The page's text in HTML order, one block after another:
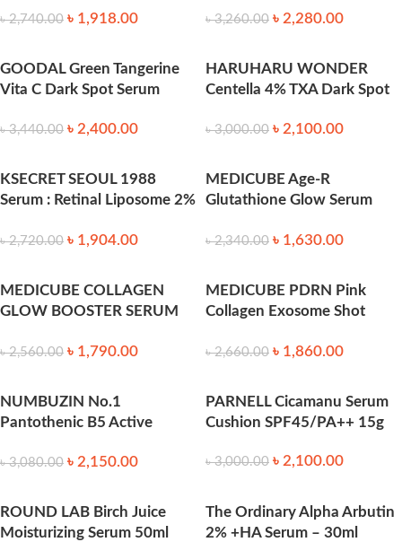
৳2,740.00 ৳ 1,918.00 ৳3,260.00 ৳ 2,280.00
GOODAL Green Tangerine
Vita C Dark Spot Serum
৳3,440.00 ৳ 2,400.00
HARUHARU WONDER
Centella 4% TXA Dark Spot
৳3,000.00 ৳ 2,100.00
KSECRET SEOUL 1988
Serum : Retinal Liposome 2%
৳2,720.00 ৳ 1,904.00
MEDICUBE Age-R
Glutathione Glow Serum
৳2,340.00 ৳ 1,630.00
MEDICUBE COLLAGEN
GLOW BOOSTER SERUM
৳2,560.00 ৳ 1,790.00
MEDICUBE PDRN Pink
Collagen Exosome Shot
৳2,660.00 ৳ 1,860.00
NUMBUZIN No.1
Pantothenic B5 Active
৳3,080.00 ৳ 2,150.00
PARNELL Cicamanu Serum
Cushion SPF45/PA++ 15g
৳3,000.00 ৳ 2,100.00
ROUND LAB Birch Juice
Moisturizing Serum 50ml
The Ordinary Alpha Arbutin
2% +HA Serum – 30ml